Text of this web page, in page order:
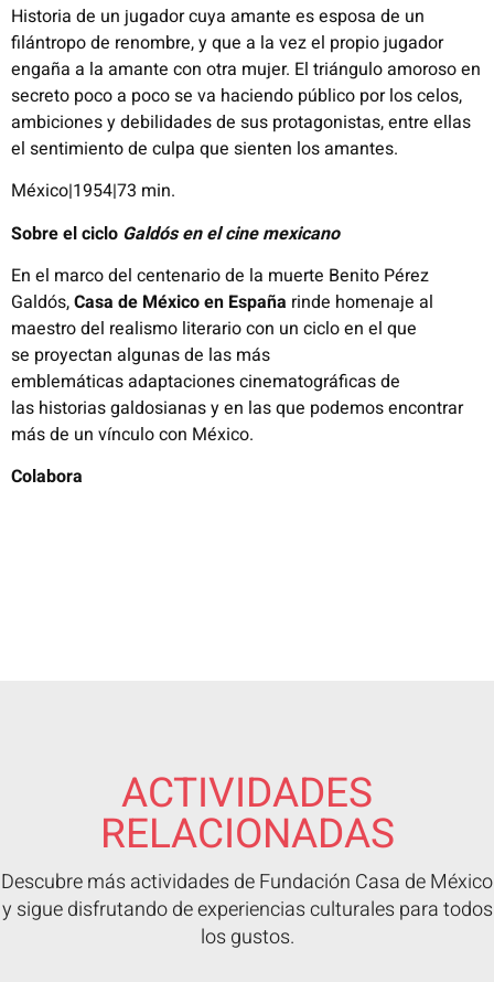
Historia de un jugador cuya amante es esposa de un
filántropode renombre, yque a la vez el propio jugador
engaña a la amante con otra mujer. El triángulo amoroso en
secreto poco a poco se va haciendo público por los celos,
ambiciones y debilidades de sus protagonistas, entre ellas
el sentimiento de culpa que sienten los amantes.
México|1954|73 min.
Sobre el ciclo Galdós en el cine mexicano
En el marco del centenario de la muerte Benito Pérez
Galdós,Casa de Méxicoen España rinde homenaje al
maestro del realismo literario con un ciclo en el que
se proyectan algunasde las más
emblemáticasadaptacionescinematográficasde
las historias galdosianasy en las que podemos encontrar
más de un vínculocon México.
Colabora
ACTIVIDADES
RELACIONADAS
Descubre más actividades de Fundación Casa de México
y sigue disfrutando de experiencias culturales para todos
los gustos.